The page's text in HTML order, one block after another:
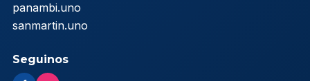
panambi.uno
sanmartin.uno
Seguinos